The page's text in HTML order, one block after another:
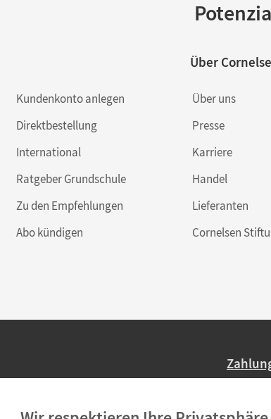
Kundenkonto anlegen
Direktbestellung
International
Ratgeber Grundschule
Zu den Empfehlungen
Abo kündigen
Über
Über uns
Presse
Karriere
Handel
Lieferanten
Cornelsen